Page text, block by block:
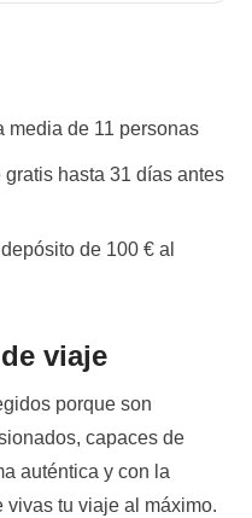
media de 11 personas
hasta 31 días antes
de 100 € al
viaje
porque son
capaces de
auténtica y con la
vivas tu viaje al máximo.